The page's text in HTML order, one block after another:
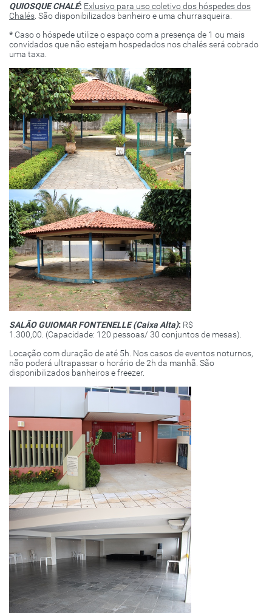
QUIOSQUE CHALÉ: Exlusivo para uso coletivo dos hóspedes dos
Chalés . São disponibilizados banheiro e uma churrasqueira.
* Caso o hóspede utilize o espaço com a presença de 1 ou mais
convidados que não estejam hospedados nos chalés será cobrado
uma taxa.
SALÃO GUIOMAR FONTENELLE (Caixa Alta): R$
1.300,00. (Capacidade: 120 pessoas/ 30 conjuntos de mesas).
Locação com duração de até 5h. Nos casos de eventos noturnos,
não poderá ultrapassar o horário de 2h da manhã. São
disponibilizados banheiros e freezer.